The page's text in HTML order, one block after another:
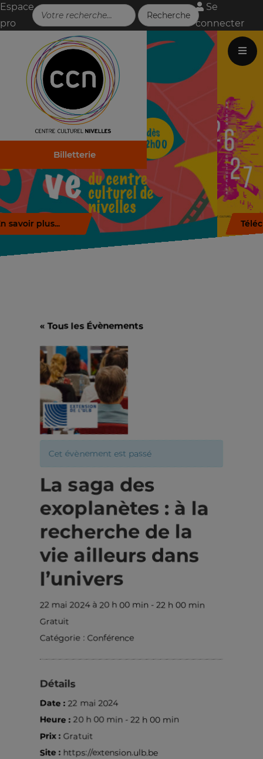
Espace
pro
Se
connecter
Billetterie
Télécharger la brochure (.pdf)
« Tous les Évènements
Cet évènement est passé
La saga des
exoplanètes : à la
recherche de la
vie ailleurs dans
l’univers
22 mai 2024 à 20 h 00 min - 22 h 00 min
Gratuit
Catégorie : Conférence
Détails
Date : 22 mai 2024
Heure : 20 h 00 min - 22 h 00 min
Prix : Gratuit
Site : https://extension.ulb.be